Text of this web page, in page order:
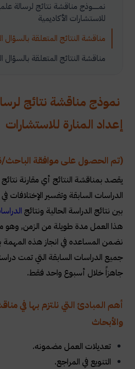
نمــــــوذج مناقشة نتائج لرسالة
للاستشارات الأكاديمية
مناقشة النتائج المتعلقة بالسؤال
مناقشة النتائج المتعلقة بالسؤال
مناقشة النتائج المتعلقة بالسؤال
مناقشة النتائج المتعلقة بالسؤال
نموذج مناقشة نتائج
إعداد المنارة للاستشارات
​(تم الحصول على موافقة الباحث/
يقصد بمناقشة النتائج أي مقارنة نتائج
الدراسات السابقة وتفسير الإختلافات في
بين نتائج الدراسة الحالية ونتائج
هذا العمل مدة طويلة من الزمن, وهو
نضمن المساعده في انجاز هذه
جميع الدراسات السابقة التي تمت
جاهزاً خلال أسبوع واحد فقط.
أهم المبادئ التي نلتزم بها في
والأبحاث
تعديلات العمل مضمونه.
التنويع في المراجع.